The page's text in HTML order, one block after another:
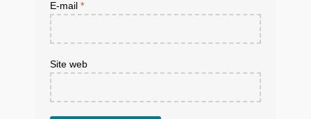
E-mail *
Site web